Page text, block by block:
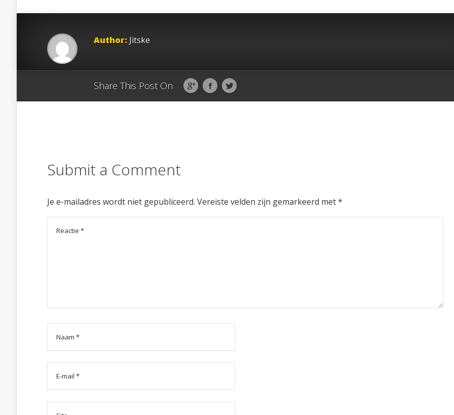
Author: Jitske
Share This Post On
Submit a Comment
Je e-mailadres wordt niet gepubliceerd. Vereiste velden zijn gemarkeerd met*